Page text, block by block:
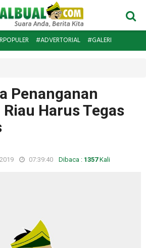
#ADVERTORIAL #GALERI
Penanganan
Harus Tegas
07:39:40 Dibaca : 1357Kali